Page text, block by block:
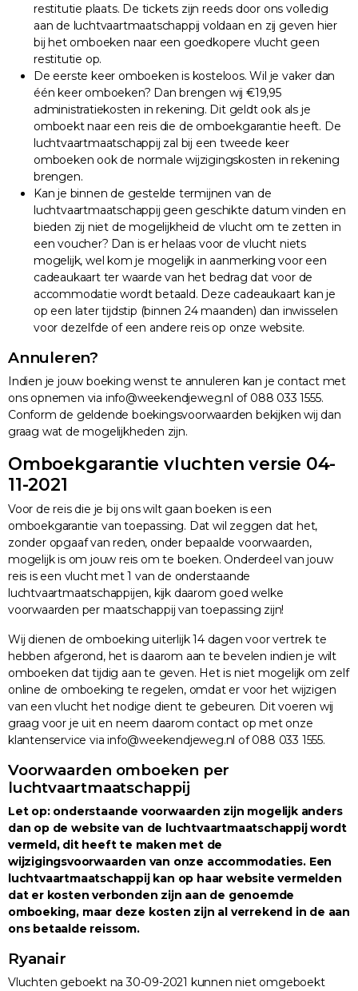
restitutie plaats. De tickets zijn reeds door ons volledig
aan de luchtvaartmaatschappij voldaan en zij geven hier
bij het omboeken naar een goedkopere vlucht geen
restitutie op.
De eerste keer omboeken is kosteloos. Wil je vaker dan
één keer omboeken? Dan brengen wij €19,95
administratiekosten in rekening. Dit geldt ook als je
omboekt naar een reis die de omboekgarantie heeft. De
luchtvaartmaatschappij zal bij een tweede keer
omboeken ook de normale wijzigingskosten in rekening
brengen.
Kan je binnen de gestelde termijnen van de
luchtvaartmaatschappij geen geschikte datum vinden en
bieden zij niet de mogelijkheid de vlucht om te zetten in
een voucher? Dan is er helaas voor de vlucht niets
mogelijk, wel kom je mogelijk in aanmerking voor een
cadeaukaart ter waarde van het bedrag dat voor de
accommodatie wordt betaald. Deze cadeaukaart kan je
op een later tijdstip (binnen 24 maanden) dan inwisselen
voor dezelfde of een andere reis op onze website.
Annuleren?
Indien je jouw boeking wenst te annuleren kan je contact met
ons opnemen via info@weekendjeweg.nl of 088 033 1555.
Conform de geldende boekingsvoorwaarden bekijken wij dan
graag wat de mogelijkheden zijn.
Omboekgarantie vluchten versie 04-
11-2021
Voor de reis die je bij ons wilt gaan boeken is een
omboekgarantie van toepassing. Dat wil zeggen dat het,
zonder opgaaf van reden, onder bepaalde voorwaarden,
mogelijk is om jouw reis om te boeken. Onderdeel van jouw
reis is een vlucht met 1 van de onderstaande
luchtvaartmaatschappijen, kijk daarom goed welke
voorwaarden per maatschappij van toepassing zijn!
Wij dienen de omboeking uiterlijk 14 dagen voor vertrek te
hebben afgerond, het is daarom aan te bevelen indien je wilt
omboeken dat tijdig aan te geven. Het is niet mogelijk om zelf
online de omboeking te regelen, omdat er voor het wijzigen
van een vlucht het nodige dient te gebeuren. Dit voeren wij
graag voor je uit en neem daarom contact op met onze
klantenservice via info@weekendjeweg.nl of 088 033 1555.
Voorwaarden omboeken per
luchtvaartmaatschappij
Let op: onderstaande voorwaarden zijn mogelijk anders
dan op de website van de luchtvaartmaatschappij wordt
vermeld, dit heeft te maken met de
wijzigingsvoorwaarden van onze accommodaties. Een
luchtvaartmaatschappij kan op haar website vermelden
dat er kosten verbonden zijn aan de genoemde
omboeking, maar deze kosten zijn al verrekend in de aan
ons betaalde reissom.
Ryanair
Vluchten geboekt na 30-09-2021 kunnen niet omgeboekt